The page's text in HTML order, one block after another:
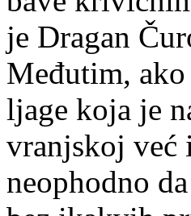
je Dragan
Međutim,
ljage koja je
vranjskoj već
neophodno